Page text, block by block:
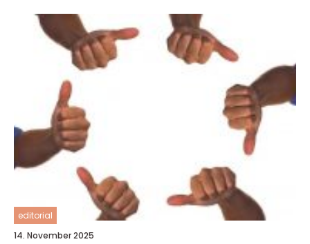
editorial
14. November 2025